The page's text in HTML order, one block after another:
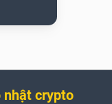
nhật crypto